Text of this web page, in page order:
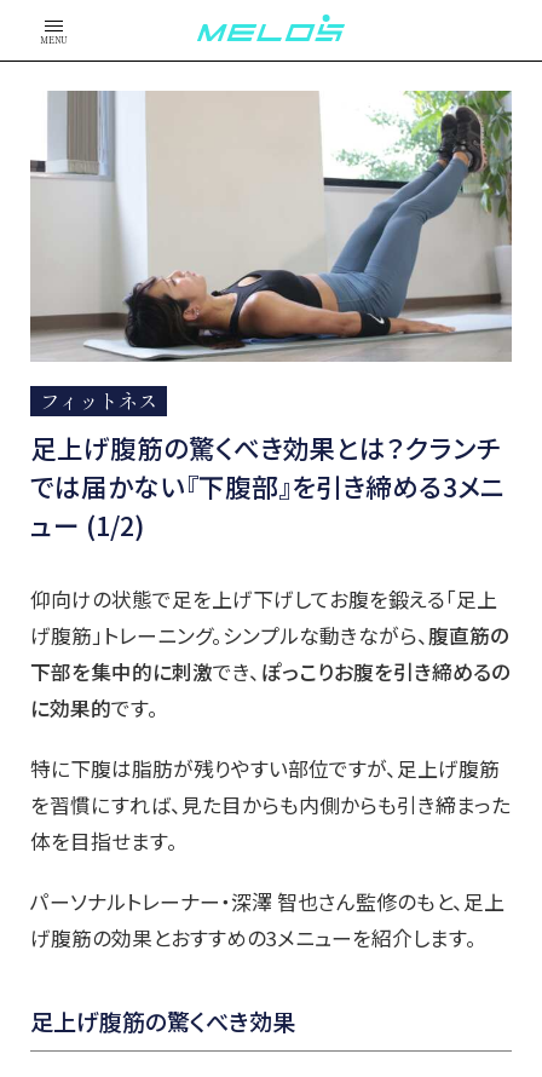
MENU
フィットネス
足上げ腹筋の驚くべき効果とは？クランチ
では届かない『下腹部』を引き締める3メニ
ュー (1/2)
仰向けの状態で足を上げ下げしてお腹を鍛える「足上
げ腹筋」トレーニング。シンプルな動きながら、腹直筋の
下部を集中的に刺激でき、 ぽっこりお腹を引き締めるの
に効果的です。
特に下腹は脂肪が残りやすい部位ですが、足上げ腹筋
を習慣にすれば、見た目からも内側からも引き締まった
体を目指せます。
パーソナルトレーナー・深澤 智也さん監修のもと、足上
げ腹筋の効果とおすすめの3メニューを紹介します。
足上げ腹筋の驚くべき効果